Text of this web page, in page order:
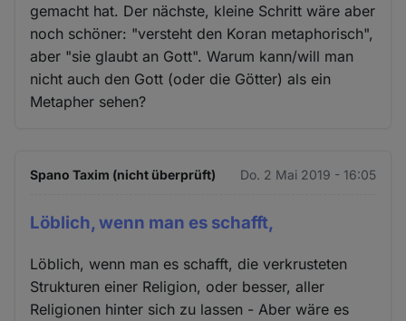
gemacht hat. Der nächste, kleine Schritt wäre aber
noch schöner: "versteht den Koran metaphorisch",
aber "sie glaubt an Gott". Warum kann/will man
nicht auch den Gott (oder die Götter) als ein
Metapher sehen?
Spano Taxim (nicht überprüft) Do. 2 Mai 2019 - 16:05
Löblich, wenn man es schafft,
Löblich, wenn man es schafft, die verkrusteten
Strukturen einer Religion, oder besser, aller
Religionen hinter sich zu lassen - Aber wäre es